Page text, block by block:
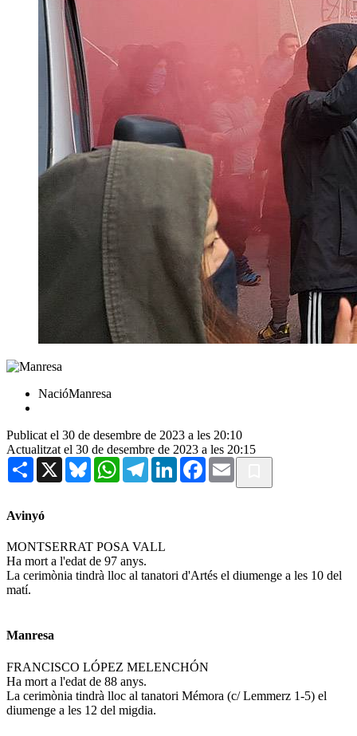
NacióManresa
Publicat el 30 de desembre de 2023 a les 20:10
Actualitzat el 30 de desembre de 2023 a les 20:15
Share X BlueskyWhatsAppTelegramLinkedInFacebook
Email
Avinyó
MONTSERRAT POSA VALL
Ha mort a l'edat de 97 anys.
La cerimònia tindrà lloc al tanatori d'Artés el diumenge a les 10 del
matí.
Manresa
FRANCISCO LÓPEZ MELENCHÓN
Ha mort a l'edat de 88 anys.
La cerimònia tindrà lloc al tanatori Mémora (c/ Lemmerz 1-5) el
diumenge a les 12 del migdia.